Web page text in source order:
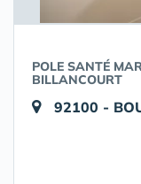
POLE SANTÉ
BILLANCOURT
92100 -